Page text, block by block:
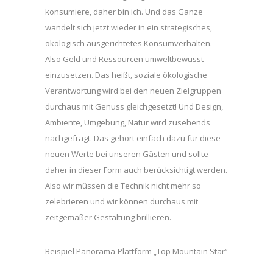
konsumiere, daher bin ich. Und das Ganze
wandelt sich jetzt wieder in ein strategisches,
ökologisch ausgerichtetes Konsumverhalten.
Also Geld und Ressourcen umweltbewusst
einzusetzen. Das heißt, soziale ökologische
Verantwortung wird bei den neuen Zielgruppen
durchaus mit Genuss gleichgesetzt! Und Design,
Ambiente, Umgebung, Natur wird zusehends
nachgefragt. Das gehört einfach dazu für diese
neuen Werte bei unseren Gästen und sollte
daher in dieser Form auch berücksichtigt werden.
Also wir müssen die Technik nicht mehr so
zelebrieren und wir können durchaus mit
zeitgemäßer Gestaltung brillieren.
Beispiel Panorama-Plattform „Top Mountain Star“